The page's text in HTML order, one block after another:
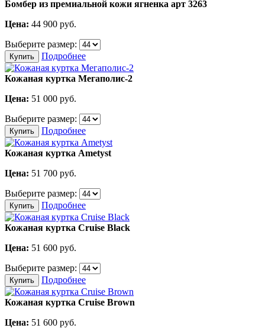
Бомбер из премиальной кожи ягненка арт 3263
Цена: 44 900 руб.
Выберите размер:
Купить Подробнее
Кожаная куртка Мегаполис-2
Цена: 51 000 руб.
Выберите размер:
Купить Подробнее
Кожаная куртка Ametyst
Цена: 51 700 руб.
Выберите размер:
Купить Подробнее
Кожаная куртка Cruise Black
Цена: 51 600 руб.
Выберите размер:
Купить Подробнее
Кожаная куртка Cruise Brown
Цена: 51 600 руб.